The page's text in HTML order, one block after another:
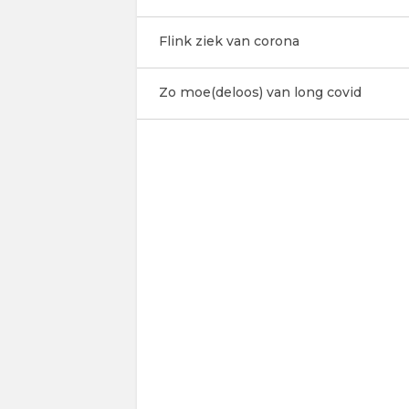
Flink ziek van corona
Zo moe(deloos) van long covid